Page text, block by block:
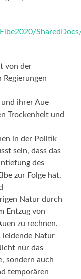
von der
ihrer Aue
Trockenheit und
in der Politik
sein, dass das
des
zur Folge hat.
Natur durch
Entzug von
zu rechnen.
leidende Natur
nur das
sondern auch
temporären